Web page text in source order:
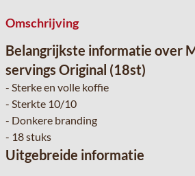
Omschrijving
Belangrijkste informatie over
servings Original (18st)
- Sterke en volle koffie
- Sterkte 10/10
- Donkere branding
- 18 stuks
Uitgebreide informatie